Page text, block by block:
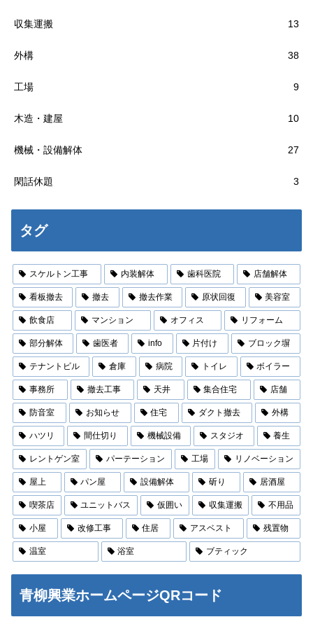
収集運搬 13
外構 38
工場 9
木造・建屋 10
機械・設備解体 27
閑話休題 3
タグ
スケルトン工事 内装解体 歯科医院 店舗解体
看板撤去 撤去 撤去作業 原状回復 美容室
飲食店 マンション オフィス リフォーム
部分解体 歯医者 info 片付け ブロック塀
テナントビル 倉庫 病院 トイレ ボイラー
事務所 撤去工事 天井 集合住宅 店舗
防音室 お知らせ 住宅 ダクト撤去 外構
ハツリ 間仕切り 機械設備 スタジオ 養生
レントゲン室 パーテーション 工場 リノベーション
屋上 パン屋 設備解体 斫り 居酒屋
喫茶店 ユニットバス 仮囲い 収集運搬 不用品
小屋 改修工事 住居 アスベスト 残置物
温室 浴室 ブティック
青柳興業ホームページQRコード